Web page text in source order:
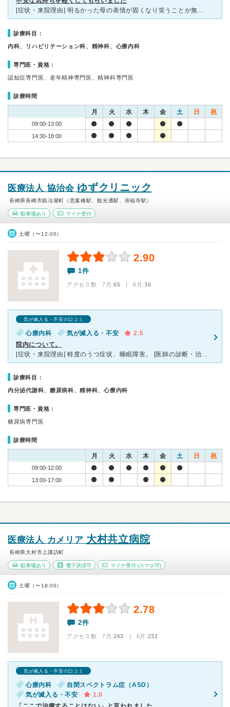
[症状・来院理由] 明るかった母の表情が固くなり笑うことが無くなったためおかしいと思い近くのクリニックを受診して薬をいただいたのですがよだれが出たり落ち着きがなくなったりしてかえっておかしくなったた
診療科目：
内科、リハビリテーション科、精神科、心療内科
専門医・資格：
認知症専門医、老年精神専門医、精神科専門医
診療時間
月 火 水 木 金 土 日 祝
09:00-13:00
14:30-18:00
医療法人 協治会 ゆずクリニック
長崎県長崎市鍛冶屋町（思案橋駅、観光通駅、崇福寺駅）
駐車場あり マイナ受付
土曜（〜12:00）
2.90
1件
アクセス数 7月:65 | 6月:36
気が滅入る・不安の口コミ
心療内科 気が滅入る・不安
2.5
院内について。
[症状・来院理由] 軽度のうつ症状、睡眠障害。 [医師の診断・治療法] 時間いっぱいまで話す。先生はそれをノートに綴ってました。 [感想・費用・待ち時間・看護師などスタッフの対応] 待合室は
診療科目：
内分泌代謝科、糖尿病科、精神科、心療内科
専門医・資格：
糖尿病専門医
診療時間
月 火 水 木 金 土 日 祝
09:00-12:00
13:00-17:00
医療法人 カメリア 大村共立病院
長崎県大村市上諏訪町
駐車場あり 電子決済可 マイナ受付 (スマホ可)
土曜（〜18:00）
2.78
2件
アクセス数 7月:263 | 6月:232
気が滅入る・不安の口コミ
心療内科
自閉スペクトラム症（ASD）
気が滅入る・不安
1.0